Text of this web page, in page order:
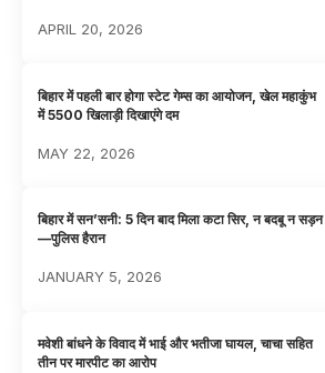
APRIL 20, 2026
बिहार में पहली बार होगा स्टेट गेम्स का आयोजन, खेल महाकुंभ
में 5500 खिलाड़ी दिखाएंगे दम
MAY 22, 2026
बिहार में सन’सनी: 5 दिन बाद मिला कटा सिर, न बदबू न सड़न
—पुलिस हैरान
JANUARY 5, 2026
मवेशी बांधने के विवाद में भाई और भतीजा घायल, चाचा सहित
तीन पर मारपीट का आरोप